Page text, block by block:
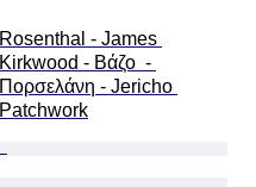
Rosenthal - James
Kirkwood - Βάζο  -
Πορσελάνη - Jericho
Patchwork